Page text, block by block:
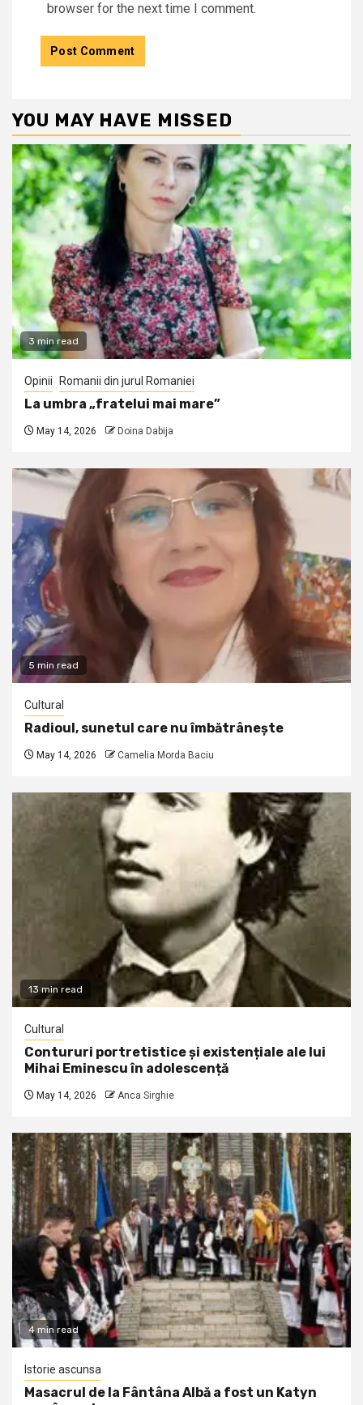
browser for the next time I comment.
YOU MAY HAVE MISSED
3 min read
Opinii Romanii din jurul Romaniei
La umbra „fratelui mai mare”
May 14, 2026 Doina Dabija
5 min read
Cultural
Radioul, sunetul care nu îmbătrânește
May 14, 2026 Camelia Morda Baciu
13 min read
Cultural
Contururi portretistice și existențiale ale lui
Mihai Eminescu în adolescență
May 14, 2026 Anca Sirghie
4 min read
Istorie ascunsa
Masacrul de la Fântâna Albă a fost un Katyn